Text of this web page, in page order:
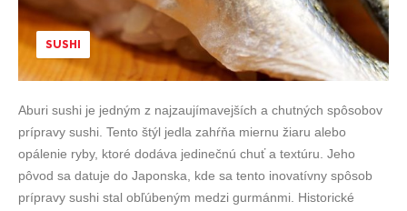
SUSHI
Aburi sushi je jedným z najzaujímavejších a chutných spôsobov
prípravy sushi. Tento štýl jedla zahŕňa miernu žiaru alebo
opálenie ryby, ktoré dodáva jedinečnú chuť a textúru. Jeho
pôvod sa datuje do Japonska, kde sa tento inovatívny spôsob
prípravy sushi stal obľúbeným medzi gurmánmi. Historické